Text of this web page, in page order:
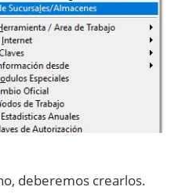
deberemos crearlos.